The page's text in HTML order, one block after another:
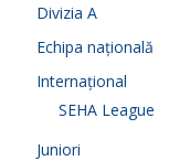
Divizia A
Echipa națională
Internațional
SEHA League
Juniori